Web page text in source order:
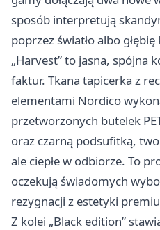
sposób interpretują
poprzez światło albo
„Harvest” to jasna, spójna
faktur. Tkana tapicerka z
elementami Nordico
przetworzonych butelek
oraz czarną podsufitką,
ale ciepłe w odbiorze. To
oczekują świadomych
rezygnacji z estetyki
Z kolei „Black edition”